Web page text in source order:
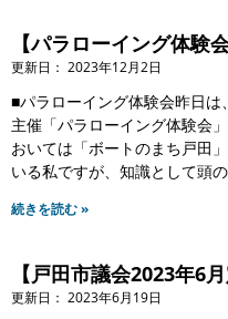
【パラローイング体
2023年12月2日
■パラローイング体験会昨日
主催「パラローイング体験会
おいては「ボートのまち戸田
いる私ですが、知識として頭
続きを読む »
【戸田市議会2023年6
2023年6月19日